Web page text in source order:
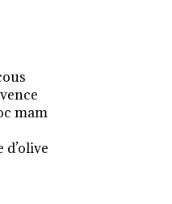
mam
d’olive